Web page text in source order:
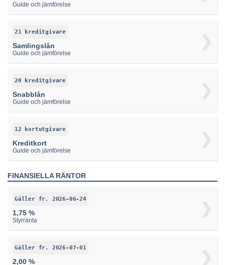
Guide och jämförelse
21 kreditgivare
Samlingslån
Guide och jämförelse
20 kreditgivare
Snabblån
Guide och jämförelse
12 kortutgivare
Kreditkort
Guide och jämförelse
FINANSIELLA RÄNTOR
Gäller fr. 2026-06-24
1,75 %
Styrränta
Gäller fr. 2026-07-01
2,00 %